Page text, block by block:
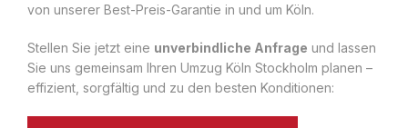
von unserer Best-Preis-Garantie in und um Köln.
Stellen Sie jetzt eine unverbindliche Anfrage und lassen
Sie uns gemeinsam Ihren Umzug Köln Stockholm planen –
effizient, sorgfältig und zu den besten Konditionen: